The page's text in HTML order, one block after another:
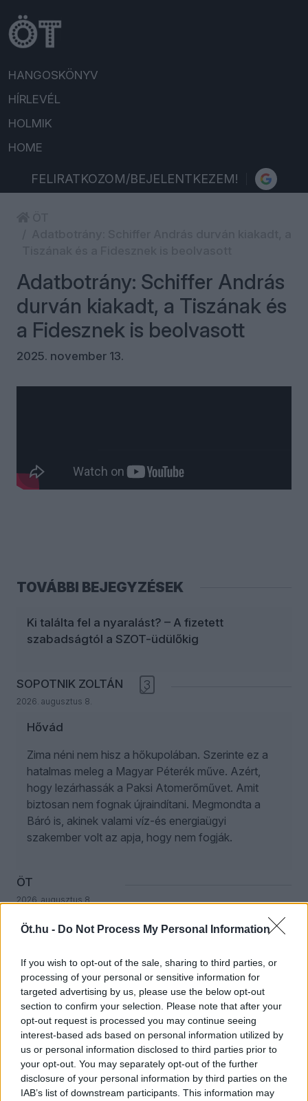
Öt.hu - Do Not Process My Personal Information
If you wish to opt-out of the sale, sharing to third parties, or
processing of your personal or sensitive information for
targeted advertising by us, please use the below opt-out
section to confirm your selection. Please note that after your
opt-out request is processed you may continue seeing
interest-based ads based on personal information utilized by
us or personal information disclosed to third parties prior to
your opt-out. You may separately opt-out of the further
disclosure of your personal information by third parties on the
IAB’s list of downstream participants. This information may
HANGOSKÖNYV
HÍRLEVÉL
HOLMIK
HOME
FELIRATKOZOM/BEJELENTKEZEM!
Adatbotrány: Schiffer András
durván kiakadt, a Tiszának és
a Fidesznek is beolvasott
2025. november 13.
Bejelentkezés
TOVÁBBI BEJEGYZÉSEK
Ki találta fel a nyaralást? – A fizetett
szabadságtól a SZOT-üdülőkig
SOPOTNIK ZOLTÁN
2026. augusztus 8.
3
Hővád
Zima néni nem hisz a hőkupolában. Szerinte ez a
hatalmas meleg a Magyar Péterék műve. Azért,
hogy lezárhassák a Paksi Atomerőművet. Amit
biztosan nem fognak újraindítani. Megmondta a
Báró is, akinek valami víz-és energiaügyi
szakember volt az apja, hogy nem fogják.
ÖT
2026. augusztus 8.
„Normális országban, normális sajtóval
kommenttől a kirúgásokig” | Gavra és
Kóczián a Visszhangkamrában
A kormány energiaválság-kezeléséről, a
zűrzavaros közmédia-ügyről, Magyar Péter
személyzeti politikájáról és kommunikációjáról,
valamint az ellenzék gyenge szerepléséről is
beszélget Gavra Gábor és Kóczián Péter a
Visszhangkamra legújabb adásában.